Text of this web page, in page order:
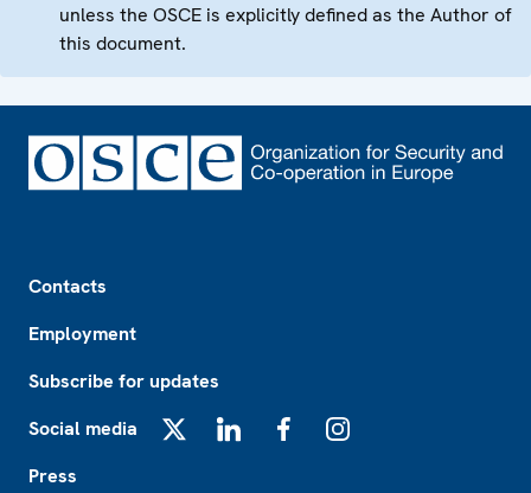
unless the OSCE is explicitly defined as the Author of
this document.
Contacts
Employment
Subscribe for updates
Social media
Press